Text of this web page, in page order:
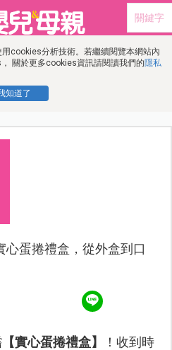
cookies分析技術。若繼續閱覽本網站內
關於更多cookies資訊請閱讀我們的隱私
知道了
蛋捲禮盒，從外盒到口
【實心蛋捲禮盒】
！收到時